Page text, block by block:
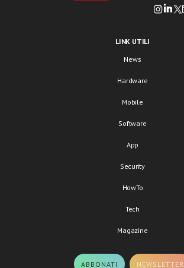
LINK UTILI
News
Hardware
Mobile
Software
App
Security
HowTo
Tech
Magazine
ABBONATI NEWSLETTER